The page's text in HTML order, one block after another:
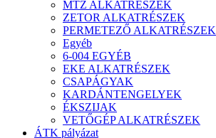
MTZ ALKATRÉSZEK
ZETOR ALKATRÉSZEK
PERMETEZŐ ALKATRÉSZEK
Egyéb
6-004 EGYÉB
EKE ALKATRÉSZEK
CSAPÁGYAK
KARDÁNTENGELYEK
ÉKSZIJAK
VETŐGÉP ALKATRÉSZEK
ÁTK pályázat